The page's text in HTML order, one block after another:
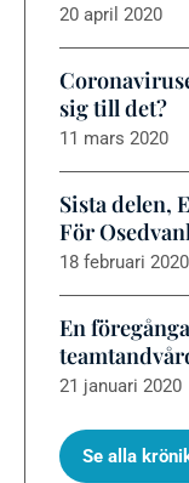
20 april 2020
sig till det?
11 mars 2020
Sista delen,
För
18 februari 2020
En
21 januari 2020
Se alla